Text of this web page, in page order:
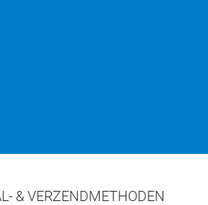
& VERZENDMETHODEN